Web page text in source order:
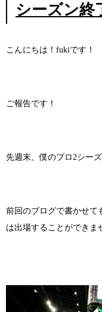
シーズン終
こんにちは！fukiです！
ご報告です！
先週末、僕のプロ2シー
前回のブログで書かせて
は出場することができま